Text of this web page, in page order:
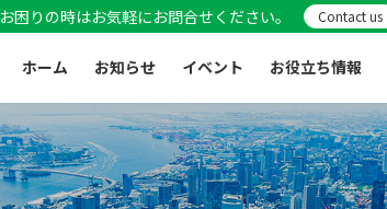
お困りの時はお気軽にお問合せください。 Contact us
ホーム お知らせ イベント お役立ち情報